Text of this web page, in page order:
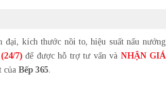
đại, kích thước nồi to, hiệu suất nấu nướng
7)để được hỗ trợ tư vấn và NHẬN GIÁ
của Bếp 365.